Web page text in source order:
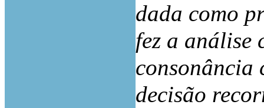
dada como
fez a análise
consonância
decisão